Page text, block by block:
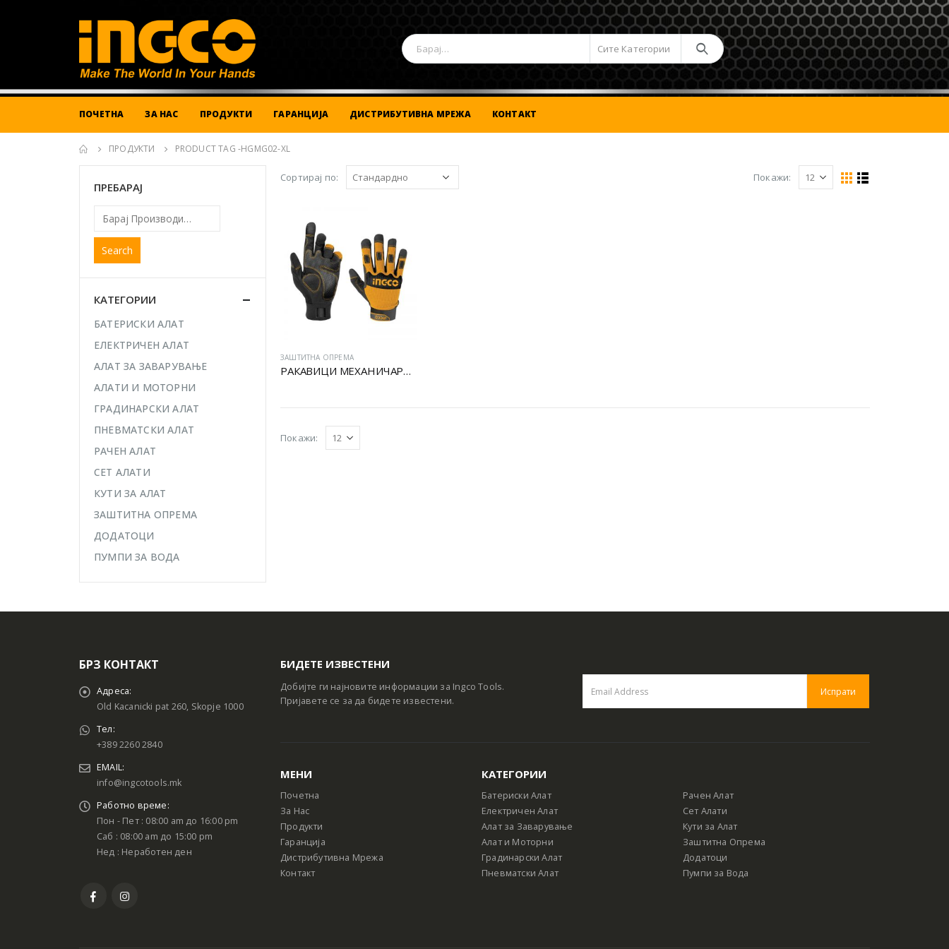
Сите Категории
ПОЧЕТНА ЗА НАС ПРОДУКТИ ГАРАНЦИЈА ДИСТРИБУТИВНА МРЕЖА КОНТАКТ
ПРОДУКТИ PRODUCT TAG -HGMG02-XL
Сортирај по: Покажи:
ЗАШТИТНА ОПРЕМА
РАКАВИЦИ МЕХАНИЧАРСКИ
Покажи:
ПРЕБАРАЈ
Search
КАТЕГОРИИ
БАТЕРИСКИ АЛАТ
ЕЛЕКТРИЧЕН АЛАТ
АЛАТ ЗА ЗАВАРУВАЊЕ
АЛАТИ И МОТОРНИ
ГРАДИНАРСКИ АЛАТ
ПНЕВМАТСКИ АЛАТ
РАЧЕН АЛАТ
СЕТ АЛАТИ
КУТИ ЗА АЛАТ
ЗАШТИТНА ОПРЕМА
ДОДАТОЦИ
ПУМПИ ЗА ВОДА
БРЗ КОНТАКТ
Адреса:
Old Kacanicki pat 260, Skopje 1000
Тел:
+389 2260 2840
EMAIL:
info@ingcotools.mk
Работно време:
Пон - Пет : 08:00 am до 16:00 pm
Саб : 08:00 am до 15:00 pm
Нед : Неработен ден
БИДЕТЕ ИЗВЕСТЕНИ
Добијте ги најновите информации за Ingco Tools.
Пријавете се за да бидете известени.
МЕНИ
Почетна
За Нас
Продукти
Гаранција
Дистрибутивна Мрежа
Контакт
КАТЕГОРИИ
Батериски Алат
Електричен Алат
Алат за Заварување
Алат и Моторни
Градинарски Алат
Пневматски Алат
Рачен Алат
Сет Алати
Кути за Алат
Заштитна Опрема
Додатоци
Пумпи за Вода